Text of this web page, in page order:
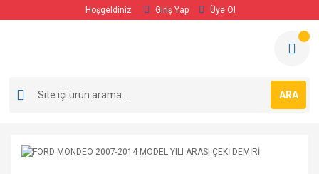
Hoşgeldiniz Giriş Yap Üye Ol
ARA